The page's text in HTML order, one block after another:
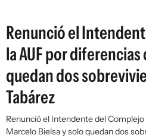
Renunció el
la AUF por
quedan dos
Tabárez
Renunció el Intendente del
Marcelo Bielsa y solo quedan dos